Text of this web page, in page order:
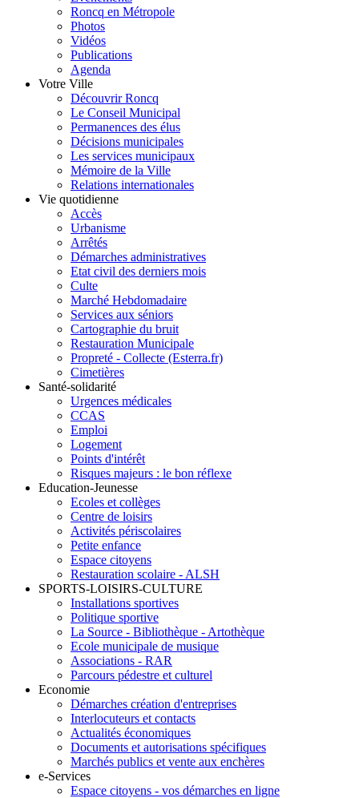
Roncq en Métropole
Photos
Vidéos
Publications
Agenda
Votre Ville
Découvrir Roncq
Le Conseil Municipal
Permanences des élus
Décisions municipales
Les services municipaux
Mémoire de la Ville
Relations internationales
Vie quotidienne
Accès
Urbanisme
Arrêtés
Démarches administratives
Etat civil des derniers mois
Culte
Marché Hebdomadaire
Services aux séniors
Cartographie du bruit
Restauration Municipale
Propreté - Collecte (Esterra.fr)
Cimetières
Santé-solidarité
Urgences médicales
CCAS
Emploi
Logement
Points d'intérêt
Risques majeurs : le bon réflexe
Education-Jeunesse
Ecoles et collèges
Centre de loisirs
Activités périscolaires
Petite enfance
Espace citoyens
Restauration scolaire - ALSH
SPORTS-LOISIRS-CULTURE
Installations sportives
Politique sportive
La Source - Bibliothèque - Artothèque
Ecole municipale de musique
Associations - RAR
Parcours pédestre et culturel
Economie
Démarches création d'entreprises
Interlocuteurs et contacts
Actualités économiques
Documents et autorisations spécifiques
Marchés publics et vente aux enchères
e-Services
Espace citoyens - vos démarches en ligne